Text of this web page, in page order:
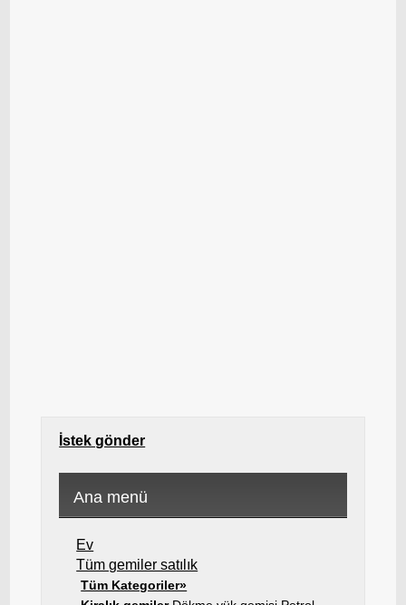
İstek gönder
Ana menü
Ev
Tüm gemiler satılık
Tüm Kategoriler»